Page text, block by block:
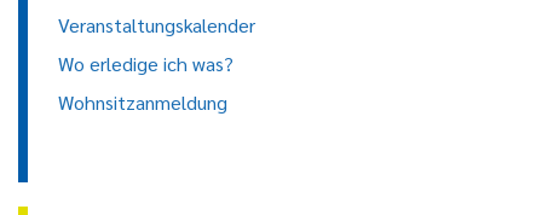
Veranstaltungskalender
Wo erledige ich was?
Wohnsitzanmeldung